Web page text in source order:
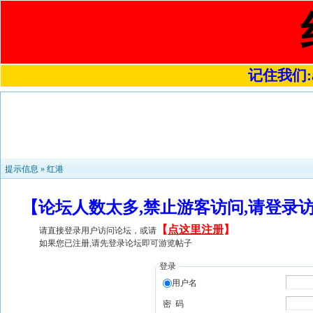
记住我们
提示信息 » 红港
【论坛人数太多,禁止游客访问,请登
请直接登录用户访问论坛，或请 【 点这里注册】
如果您已注册,请先登录论坛即可游览帖子
登录
用户名
密 码